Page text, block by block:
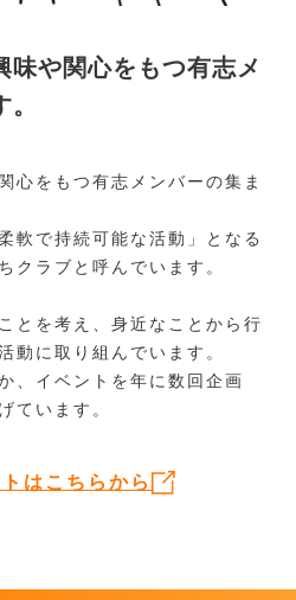
味や関心をもつ有志メ
心をもつ有志メンバーの集ま
軟で持続可能な活動」となる
クラブと呼んでいます。
とを考え、身近なことから行
動に取り組んでいます。
、イベントを年に数回企画
ています。
はこちらから